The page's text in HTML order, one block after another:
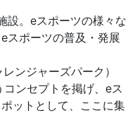
設。eスポーツの様々な
スポーツの普及・発展
ンジャーズパーク）
ンセプトを掲げ、eス
ットとして、ここに集